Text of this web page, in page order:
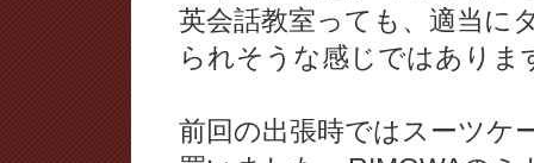
英会話教室っても、適当に
られそうな感じではありま
前回の出張時ではスーツケ